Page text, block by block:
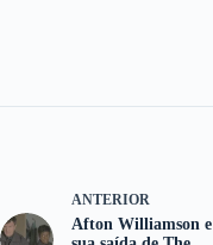
ANTERIOR
Afton Williamson e